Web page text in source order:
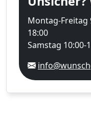
Montag-Freitag
18:00
Samstag 10:00-